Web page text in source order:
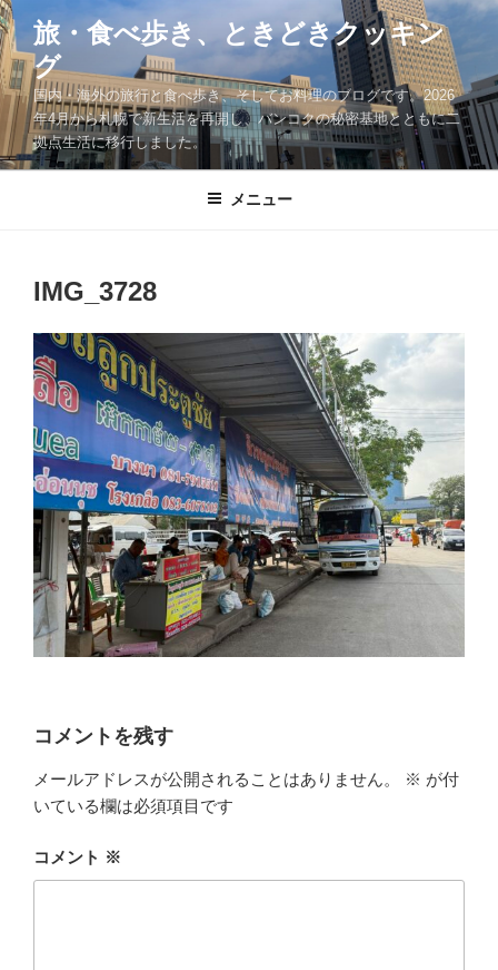
コ
ン
テ
ン
ツ
へ
ス
旅・食べ歩き、ときどきクッキン
グ
国内・海外の旅行と食べ歩き、そしてお料理のブログです。2026
年4月から札幌で新生活を再開し、バンコクの秘密基地とともに二
拠点生活に移行しました。
メニュー
IMG_3728
コメントを残す
メールアドレスが公開されることはありません。 ※ が付
いている欄は必須項目です
コメント ※